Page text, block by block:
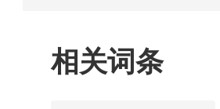
相关词条